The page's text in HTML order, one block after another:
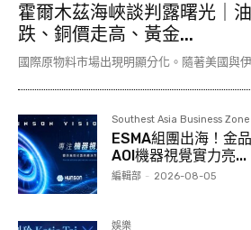
霍爾木茲海峽談判露曙光｜
跌、銅價走高、黃金...
國際原物料市場出現明顯分化。隨著美國與
Southest Asia Business Zone
ESMA組團出海！金
AOI機器視覺實力亮...
編輯部 - 2026-08-05
娛樂